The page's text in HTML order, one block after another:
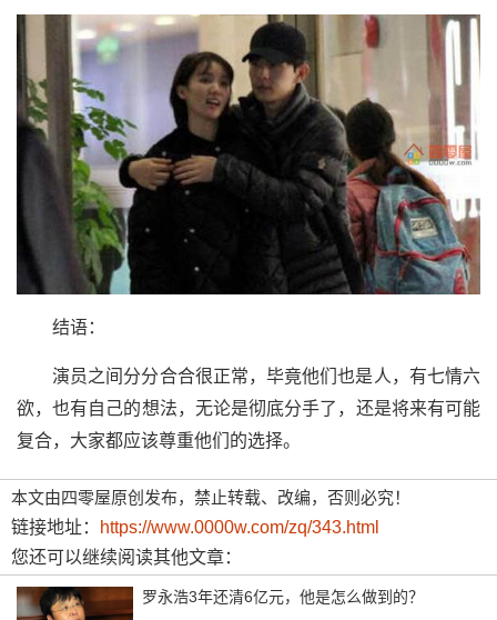
结语：
演员之间分分合合很正常，毕竟他们也是人，有七情六
欲，也有自己的想法，无论是彻底分手了，还是将来有可能
复合，大家都应该尊重他们的选择。
本文由四零屋原创发布，禁止转载、改编，否则必究！
链接地址：
https://www.0000w.com/zq/343.html
您还可以继续阅读其他文章：
罗永浩3年还清6亿元，他是怎么做到的？